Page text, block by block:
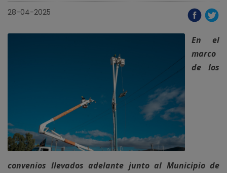
28-04-2025
En el
marco
de los
convenios llevados adelante junto al Municipio de